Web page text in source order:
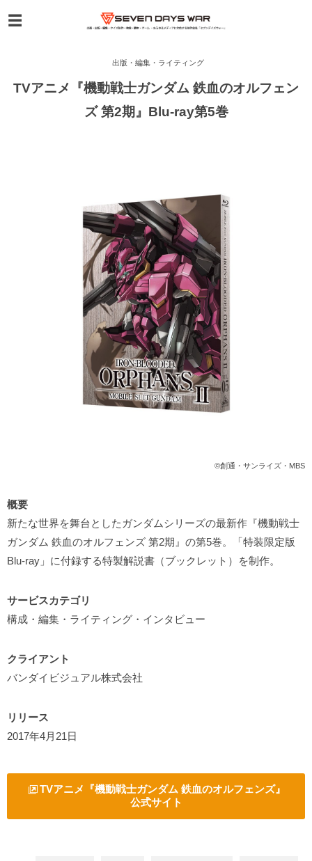
出版・編集・ライティング
TVアニメ『機動戦士ガンダム 鉄血のオルフェン
ズ 第2期』Blu-ray第5巻
©創通・サンライズ・MBS
概要
新たな世界を舞台としたガンダムシリーズの最新作『機動戦士
ガンダム 鉄血のオルフェンズ 第2期』の第5巻。「特装限定版
Blu-ray」に付録する特製解説書（ブックレット）を制作。
サービスカテゴリ
構成・編集・ライティング・インタビュー
クライアント
バンダイビジュアル株式会社
リリース
2017年4月21日
TVアニメ『機動戦士ガンダム 鉄血のオルフェンズ』
公式サイト